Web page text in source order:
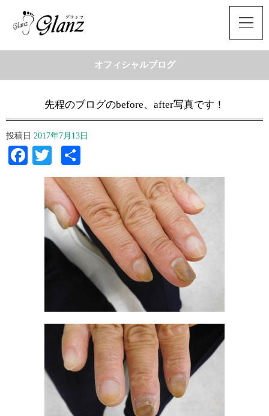
オフィシャルブログ
先程のブログのbefore、after写真です！
投稿日 2017年7月13日
Facebook
Twitter
有